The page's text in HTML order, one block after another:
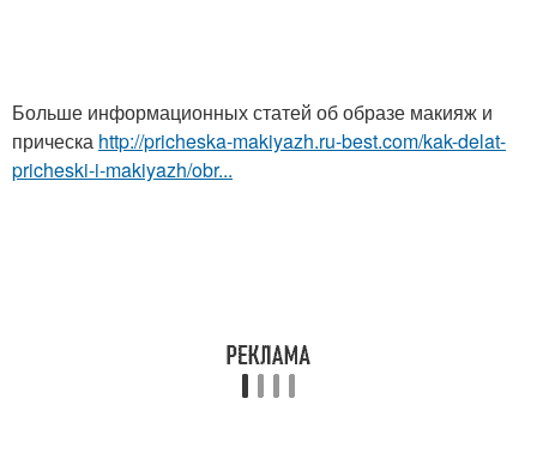
Больше информационных статей об образе макияж и
прическа http://pricheska-makiyazh.ru-best.com/kak-delat-
pricheski-i-makiyazh/obr...